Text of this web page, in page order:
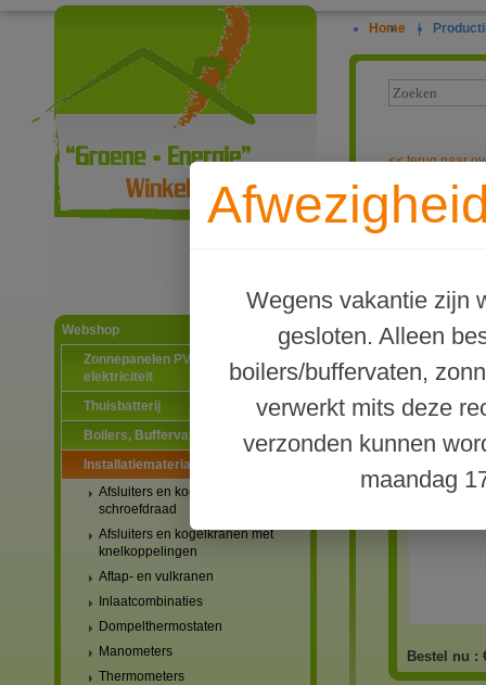
Webshop
Zonnepanelen PV-systemen
elektriciteit
Thuisbatterij
Boilers, Buffervaten en toebehoren
Installatiematerialen
Afsluiters en kogelkranen met
schroefdraad
Afsluiters en kogelkranen met
knelkoppelingen
Aftap- en vulkranen
Inlaatcombinaties
Dompelthermostaten
Manometers
Thermometers
Home |
Wegens vakantie zijn
gesloten. Alleen
boilers/buffervaten,
verwerkt mits deze
verzonden kunnen
maandag
<<terug naar
Overdruk/
Bestel nu :